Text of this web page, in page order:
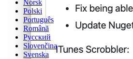
Norsk
Polski
Português
Română
Русский
Slovenčina
Svenska